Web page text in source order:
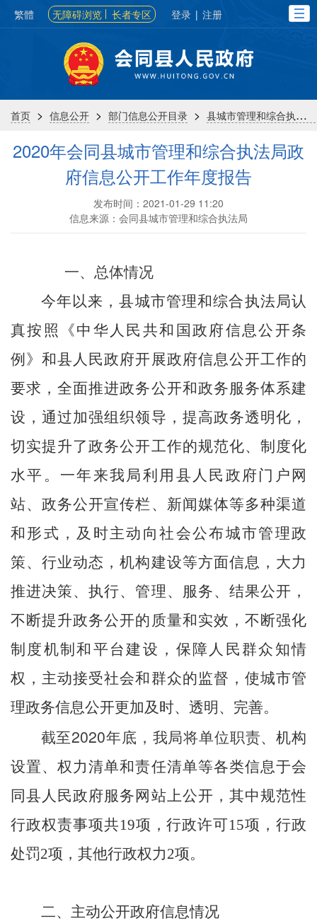
繁體 无障碍浏览 长者专区 登录 | 注册
首页 > 信息公开 > 部门信息公开目录 > 县城市管理和综合执法局
2020年会同县城市管理和综合执法局政
府信息公开工作年度报告
发布时间：2021-01-29 11:20
信息来源：会同县城市管理和综合执法局
一、总体情况
今年以来，县城市管理和综合执法局认
真按照《中华人民共和国政府信息公开条
例》和县人民政府开展政府信息公开工作的
要求，全面推进政务公开和政务服务体系建
设，通过加强组织领导，提高政务透明化，
切实提升了政务公开工作的规范化、制度化
水平。一年来我局利用县人民政府门户网
站、政务公开宣传栏、新闻媒体等多种渠道
和形式，及时主动向社会公布城市管理政
策、行业动态，机构建设等方面信息，大力
推进决策、执行、管理、服务、结果公开，
不断提升政务公开的质量和实效，不断强化
制度机制和平台建设，保障人民群众知情
权，主动接受社会和群众的监督，使城市管
理政务信息公开更加及时、透明、完善。
截至2020年底，我局将单位职责、机构
设置、权力清单和责任清单等各类信息于会
同县人民政府服务网站上公开， 其中规范性
行政权责事项共19项，行政许可15项，行政
处罚2项，其他行政权力2项。
二、主动公开政府信息情况